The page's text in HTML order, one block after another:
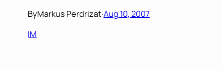
ByMarkus Perdrizat·Aug 10, 2007
IM